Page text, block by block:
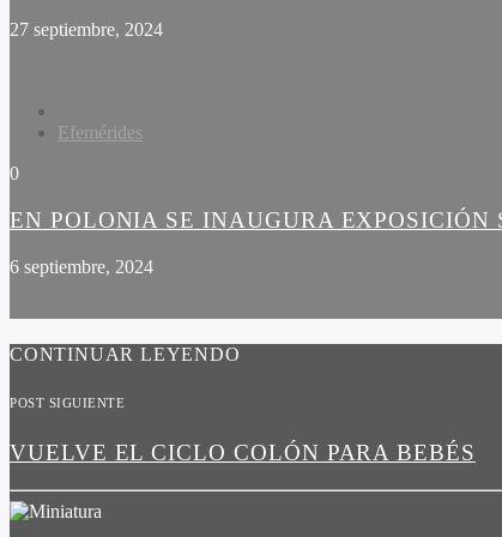
27 septiembre, 2024
Efemérides
0
EN POLONIA SE INAUGURA
6 septiembre, 2024
CONTINUAR LEYENDO
POST SIGUIENTE
VUELVE EL CICLO COLÓN PARA BEBÉS